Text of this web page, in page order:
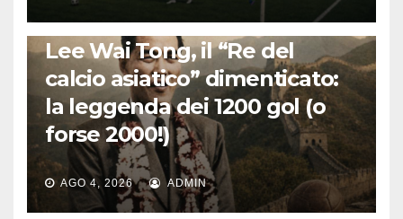
LA STORIA DEL CALCIO
Lee Wai Tong, il “Re del
calcio asiatico” dimenticato:
la leggenda dei 1200 gol (o
forse 2000!)
AGO 4, 2026 ADMIN
CALCIO INTERNAZIONALE